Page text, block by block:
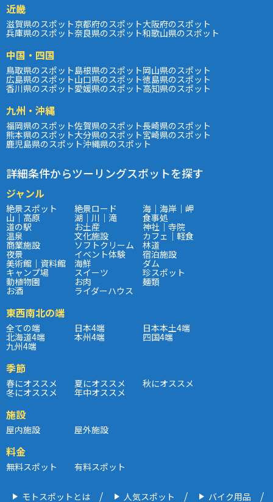
近畿
滋賀県のスポット京都府のスポット大阪府のスポット
兵庫県のスポット奈良県のスポット和歌山県のスポット
中国・四国
鳥取県のスポット島根県のスポット岡山県のスポット
広島県のスポット山口県のスポット徳島県のスポット
香川県のスポット愛媛県のスポット高知県のスポット
九州・沖縄
福岡県のスポット佐賀県のスポット長崎県のスポット
熊本県のスポット大分県のスポット宮崎県のスポット
鹿児島県のスポット沖縄県のスポット
詳細条件からツーリングスポットを探す
ジャンル
絶景スポット 絶景ロード 海｜海岸｜岬
山｜高原 湖｜川｜滝 食事処
道の駅 お土産 神社｜寺院
温泉 文化施設 カフェ｜軽食
商業施設 ソフトクリーム 林道
夜景 イベント体験 宿泊施設
美術館｜資料館 海鮮 ダム
キャンプ場 スイーツ 珍スポット
動植物園 お肉 麺類
お酒 ライダーハウス
東西南北の端
全ての端 日本4端 日本本土4端
北海道4端 本州4端 四国4端
九州4端
季節
春にオススメ 夏にオススメ 秋にオススメ
冬にオススメ 年中オススメ
施設
屋内施設 屋外施設
料金
無料スポット 有料スポット
モトスポットとは 人気スポット バイク用品